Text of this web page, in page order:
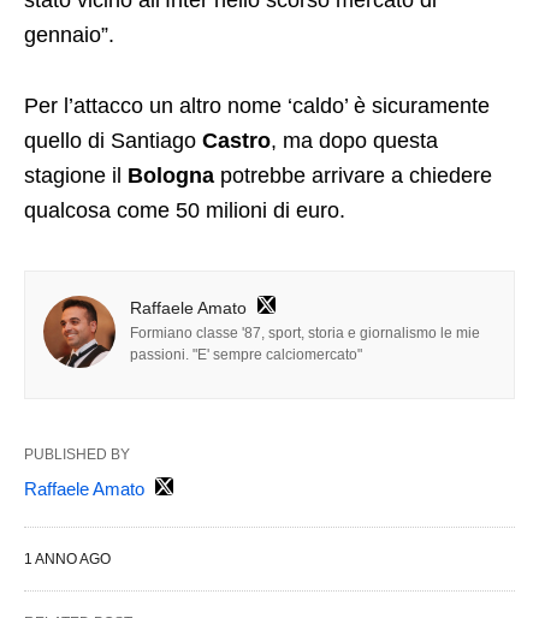
gennaio”.
Per l’attacco un altro nome ‘caldo’ è sicuramente
quello di Santiago Castro, ma dopo questa
stagione il Bologna potrebbe arrivare a chiedere
qualcosa come 50 milioni di euro.
Raffaele Amato
Formiano classe '87, sport, storia e giornalismo le mie
passioni. "E' sempre calciomercato"
PUBLISHED BY
Raffaele Amato
1 ANNO AGO